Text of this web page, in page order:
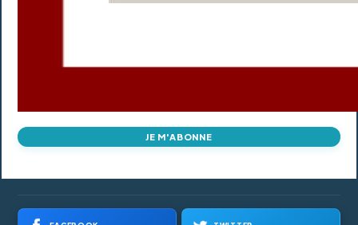
JE M'ABONNE